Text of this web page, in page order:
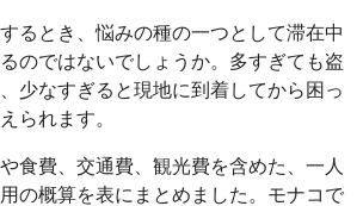
るとき、悩みの種の一つとして滞在中
のではないでしょうか。多すぎても盗
少なすぎると現地に到着してから困っ
られます。
食費、交通費、観光費を含めた、一人
の概算を表にまとめました。モナコで